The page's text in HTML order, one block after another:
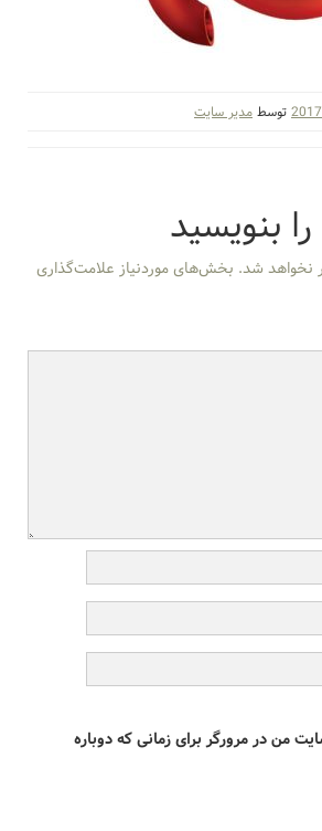
توسط مدیر سایت
بنویسید
نخواهد شد. بخش‌های موردنیاز علامت‌گذاری
من در مرورگر برای زمانی که دوباره